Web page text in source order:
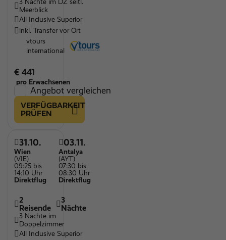
3 Nächte im DZ seitl.
Meerblick
All Inclusive Superior
inkl. Transfer vor Ort
vtours
international
€ 441
pro Erwachsenen
Angebot vergleichen
VERFÜGBARKEIT
PRÜFEN
31.10.
Wien
(VIE)
09:25 bis
14:10 Uhr
Direktflug
03.11.
Antalya
(AYT)
07:30 bis
08:30 Uhr
Direktflug
2
Reisende
3
Nächte
3 Nächte im
Doppelzimmer
All Inclusive Superior